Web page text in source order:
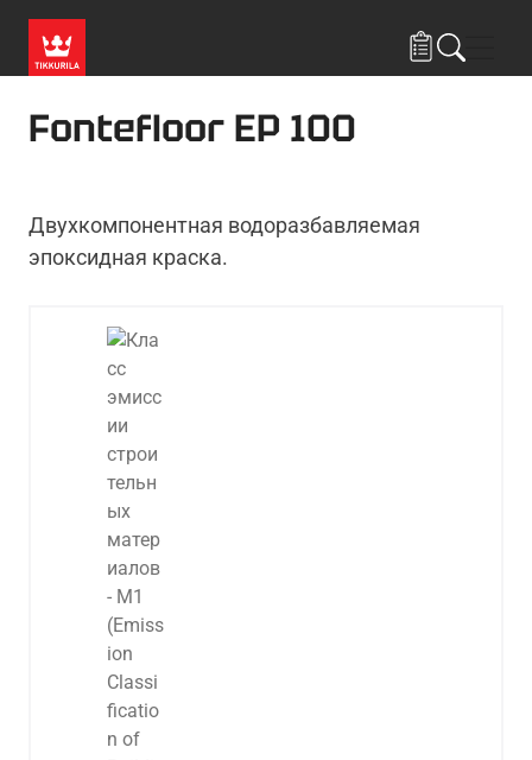
Fontefloor EP 100
Двухкомпонентная водоразбавляемая
эпоксидная краска.